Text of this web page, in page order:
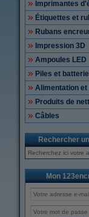
Imprimantes
Étiquettes et
Rubans
Impression 3D
Ampoules LED
Piles et
Alimentation et
Produits de
Câbles
Rechercher
Mon